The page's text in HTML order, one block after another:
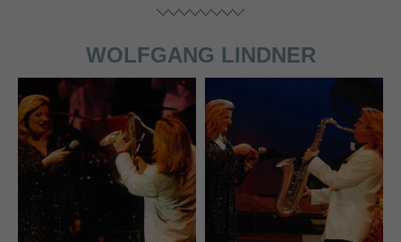
WOLFGANG LINDNER